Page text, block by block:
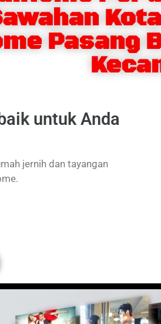
Pasang
untuk Anda
jernih dan tayangan